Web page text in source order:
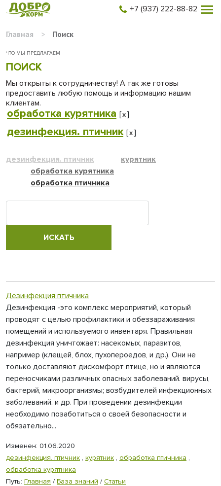
+7 (937) 222-88-82
Главная > Поиск
ЧТО МЫ ПРЕДЛАГАЕМ
ПОИСК
Мы открыты к сотрудничеству! А так же готовы
предоставить любую помощь и информацию нашим
клиентам.
обработка курятника [x]
дезинфекция. птичник [x]
дезинфекция. птичник
курятник
обработка курятника
обработка птичника
Дезинфекция птичника
Дезинфекция -это комплекс мероприятий, который
проводят с целью профилактики и обеззараживания
помещений и используемого инвентаря. Правильная
дезинфекция уничтожает: насекомых, паразитов,
например (клещей, блох, пухопероедов, и др.). Они не
только доставляют дискомфорт птице, но и являются
переносчиками различных опасных заболеваний. вирусы,
бактерий, микроорганизмы; возбудителей инфекционных
заболеваний. и др. При проведении дезинфекции
необходимо позаботиться о своей безопасности и
обязательно...
Изменен: 01.06.2020
дезинфекция. птичник , курятник , обработка птичника ,
обработка курятника
Путь: Главная / База знаний / Статьи